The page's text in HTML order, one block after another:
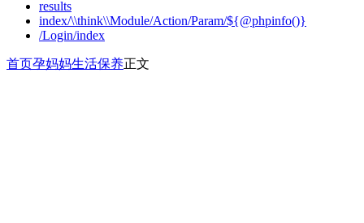
results
index/\\think\\Module/Action/Param/${@phpinfo()}
/Login/index
首页孕妈妈生活保养正文